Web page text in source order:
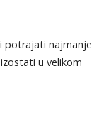
potrajati najmanje
u velikom